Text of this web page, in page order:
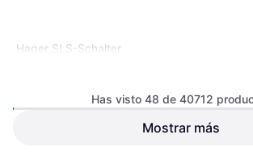
Hager SLS-Schalter
Has visto 48 de 40712
Mostrar más